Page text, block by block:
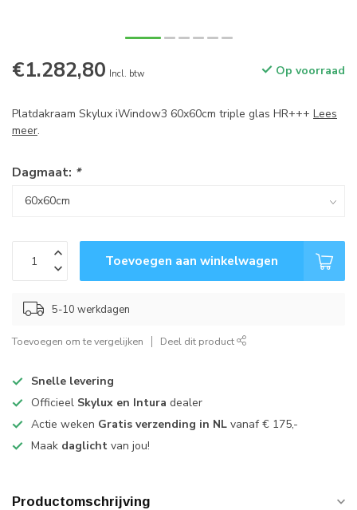
€1.282,80 Incl. btw Op voorraad
Platdakraam Skylux iWindow3 60x60cm triple glas HR+++ Lees
meer.
Dagmaat: *
Toevoegen aan winkelwagen
5-10 werkdagen
Toevoegen om te vergelijken Deel dit product
Snelle levering
Officieel Skylux en Intura dealer
Actie weken Gratis verzending in NL vanaf € 175,-
Maak daglicht van jou!
Productomschrijving